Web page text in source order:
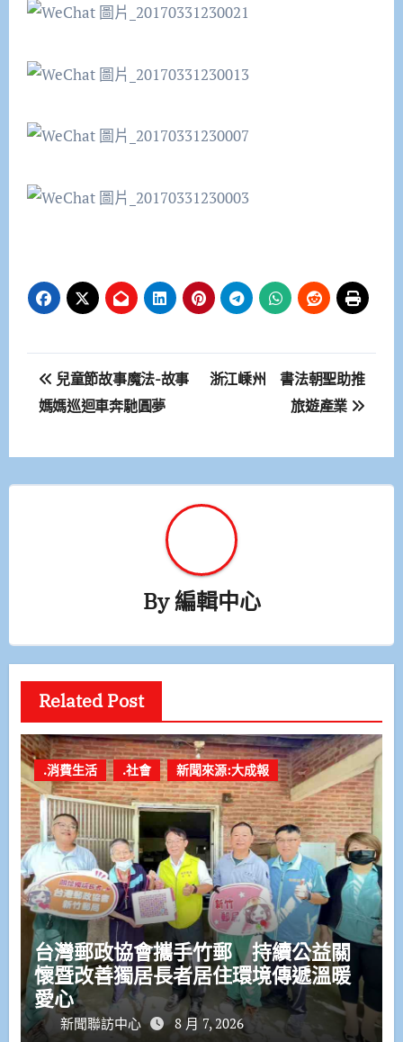
文
章
覽
兒童節故事魔法-故事
媽媽巡迴車奔馳圓夢
浙江嵊州 書法朝聖助推
旅遊產業
By編輯中心
Related Post
.消費生活 .社會 新聞來源:大成報
台灣郵政協會攜手竹郵 持續公益關
懷暨改善獨居長者居住環境傳遞溫暖
愛心
新聞聯訪中心 8 月 7, 2026